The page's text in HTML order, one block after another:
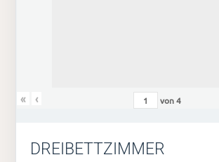
« ‹ von4
DREIBETTZIMMER